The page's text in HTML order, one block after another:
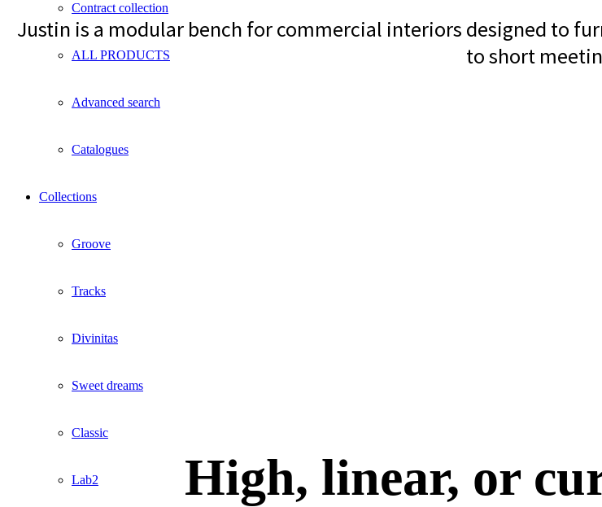
Contract collection
ALL PRODUCTS
Advanced search
Catalogues
Collections
Groove
Tracks
Divinitas
Sweet dreams
Classic
Lab2
Justin is a modular bench for commercial interiors designed to
to short
High, linear, or